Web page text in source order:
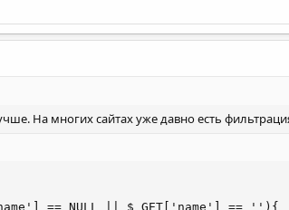
На многих сайтах уже давно есть
== NULL || $_GET['name'] == ''){